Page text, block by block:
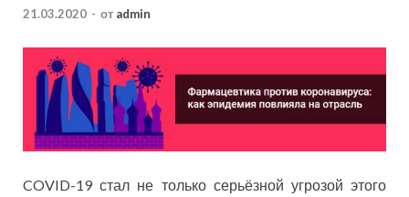
21.03.2020 - от admin
COVID-19 стал не только серьёзной угрозой этого